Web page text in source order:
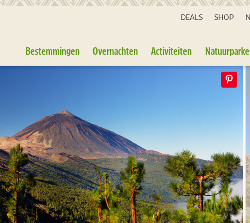
DEALS SHOP
Bestemmingen Overnachten Activiteiten